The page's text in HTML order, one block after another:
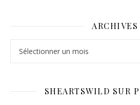
ARCHIVES
SHEARTSWILD SUR